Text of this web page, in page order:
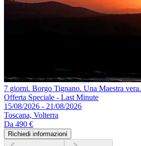
7 giorni. Borgo Tignano. Una Maestra vera.
Offerta Speciale - Last Minute
15/08/2026 - 21/08/2026
Toscana, Volterra
Da 490 €
Richiedi informazioni